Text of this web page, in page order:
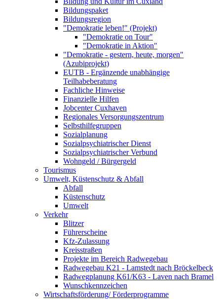
Bildungspaket
Bildungsregion
"Demokratie leben!" (Projekt)
"Demokratie on Tour"
"Demokratie in Aktion"
"Demokratie - gestern, heute, morgen"
(Azubiprojekt)
EUTB - Ergänzende unabhängige
Teilhabeberatung
Fachliche Hinweise
Finanzielle Hilfen
Jobcenter Cuxhaven
Regionales Versorgungszentrum
Selbsthilfegruppen
Sozialplanung
Sozialpsychiatrischer Dienst
Sozialpsychiatrischer Verbund
Wohngeld / Bürgergeld
Tourismus
Umwelt, Küstenschutz & Abfall
Abfall
Küstenschutz
Umwelt
Verkehr
Blitzer
Führerscheine
Kfz-Zulassung
Kreisstraßen
Projekte im Bereich Radwegebau
Radwegebau K21 - Lamstedt nach Bröckelbeck
Radwegplanung K61/K63 - Laven nach Bramel
Wunschkennzeichen
Wirtschaftsförderung/ Förderprogramme